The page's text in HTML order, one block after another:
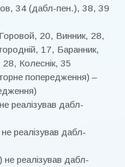
34 (дабл-пен.), 38, 39
20, Винник, 28,
17, Баранник,
Колеснік, 35
попередження) –
реалізував дабл-
реалізував дабл-
не реалізував дабл-